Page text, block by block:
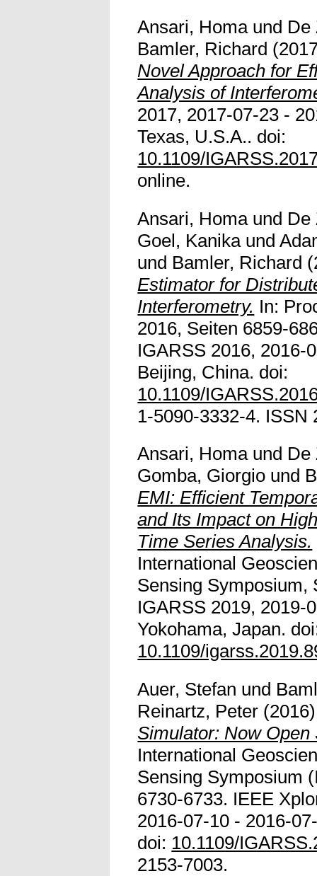
Ansari, Homaund De
Bamler, Richard
Novel Approach for
Analysis of
2017, 2017-07-23 -
Texas, U.S.A.. doi:
10.1109/
online.
Ansari, Homaund De
Goel, Kanikaund
und Bamler, Richard
Estimator for
Interferometry. In:
2016, Seiten 6859-
IGARSS 2016, 2016-
Beijing, China. doi:
10.1109/
1-5090-3332-4. ISSN
Ansari, Homaund De
Gomba, Giorgio und
EMI: Efficient
and Its Impact on
Time Series Analysis.
International
Sensing Symposium,
IGARSS 2019, 2019-
Yokohama, Japan.
10.1109/
Auer, Stefan und
Reinartz, Peter
Simulator: Now Open
International
Sensing Symposium
6730-6733. IEEE
2016-07-10 - 2016-
doi: 10.1109/
2153-7003.